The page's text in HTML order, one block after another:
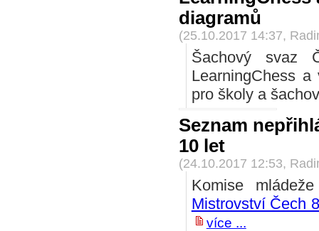
diagramů
(25.10.2017 14:37,
Šachový svaz
LearningChess
pro školy a
Seznam
10 let
(24.10.2017 12:53,
Komise
Mistrovství Čech
více ...